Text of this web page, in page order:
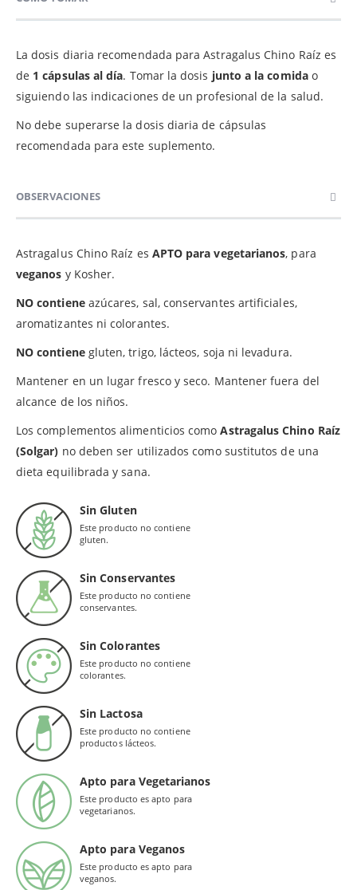
La dosis diaria recomendada para Astragalus Chino Raíz es
de 1 cápsulas al día. Tomar la dosis junto a la comidao
siguiendo las indicaciones de un profesional de la salud.
No debe superarse la dosis diaria de cápsulas
recomendada para este suplemento.
OBSERVACIONES
Astragalus Chino Raíz es APTO para vegetarianos, para
veganos y Kosher.
NO contieneazúcares, sal, conservantes artificiales,
aromatizantes ni colorantes.
NO contienegluten, trigo, lácteos, soja ni levadura.
Mantener en un lugar fresco y seco. Mantener fuera del
alcance de los niños.
Los complementos alimenticios comoAstragalus Chino Raíz
(Solgar) no deben ser utilizados como sustitutos de una
dieta equilibrada y sana.
Sin Gluten
Este producto no contiene
gluten.
Sin Conservantes
Este producto no contiene
conservantes.
Sin Colorantes
Este producto no contiene
colorantes.
Sin Lactosa
Este producto no contiene
productos lácteos.
Apto para Vegetarianos
Este producto es apto para
vegetarianos.
Apto para Veganos
Este producto es apto para
veganos.